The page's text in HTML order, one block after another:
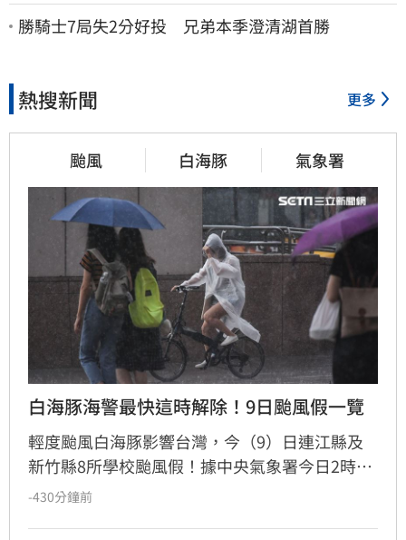
勝騎士7局失2分好投 兄弟本季澄清湖首勝
熱搜新聞 更多
颱風 白海豚 氣象署
白海豚海警最快這時解除！9日颱風假一覽
輕度颱風白海豚影響台灣，今（9）日連江縣及
新竹縣8所學校颱風假！據中央氣象署今日2時觀
測，白海豚中心位置在臺北東北東方3060公里之
-430分鐘前